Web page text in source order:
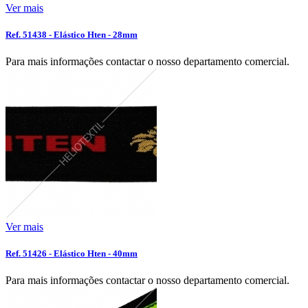
Ver mais
Ref. 51438 - Elástico Hten - 28mm
Para mais informações contactar o nosso departamento comercial.
Ver mais
Ref. 51426 - Elástico Hten - 40mm
Para mais informações contactar o nosso departamento comercial.